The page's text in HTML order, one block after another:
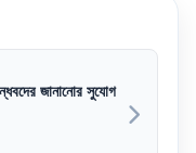
জানানোর সুযোগ